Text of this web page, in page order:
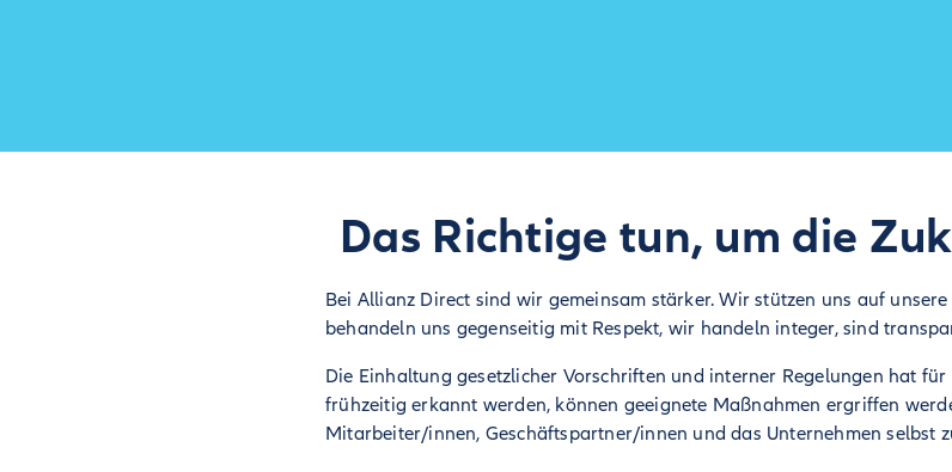
Das Richtige tun, um die
Bei Allianz Direct sind wir gemeinsam stärker. Wir stützen uns auf
behandeln uns gegenseitig mit Respekt, wir handeln integer, sind
Die Einhaltung gesetzlicher Vorschriften und interner Regelungen hat
frühzeitig erkannt werden, können geeignete Maßnahmen ergriffen
Mitarbeiter/innen, Geschäftspartner/innen und das Unternehmen selbst